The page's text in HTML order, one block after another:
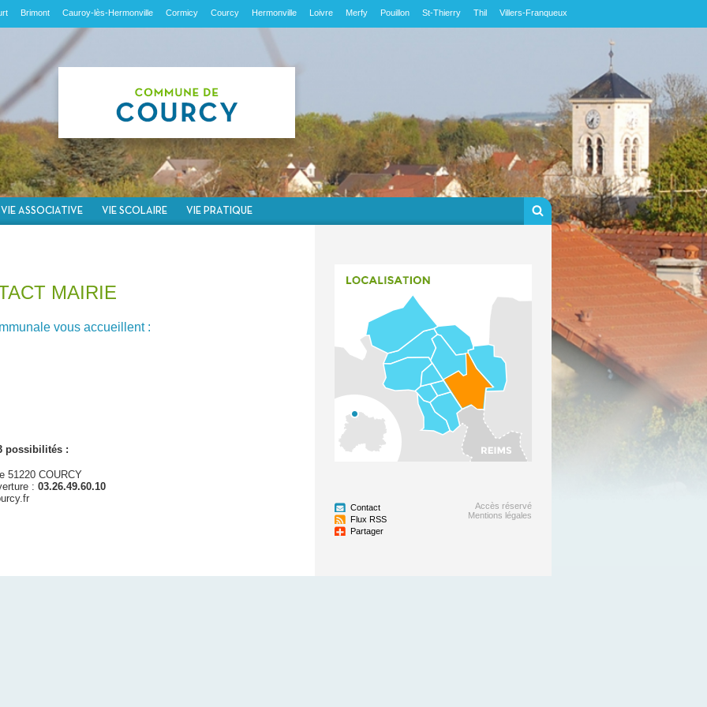
VIE ASSOCIATIVE VIE SCOLAIRE VIE PRATIQUE
recherche
Rechercher
MAIRIE
vous accueillent :
possibilités :
51220 COURCY
: 03.26.49.60.10
Contact
Flux RSS
Partager
Accès réservé
Mentions légales
Brimont Cauroy-lès-Hermonville Cormicy Courcy Hermonville Loivre Merfy Pouillon St-Thierry Thil Villers-Franqueux